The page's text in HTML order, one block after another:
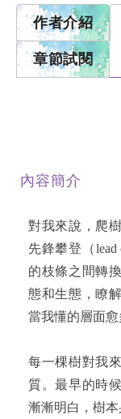
作者介紹
章節試閱
內容簡介
對我來說，爬
先鋒攀登（
的枝條之間轉
態和生態，瞭
當我懂的層面愈
每一棵樹對我
質。最早的時
漸漸明白，樹